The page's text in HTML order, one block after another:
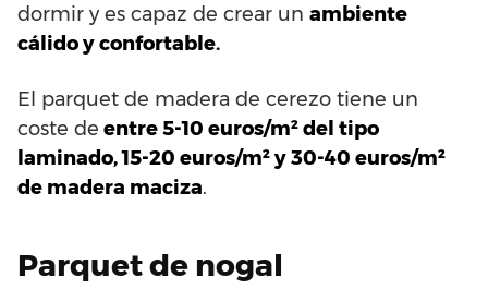
dormir y es capaz de crear un ambiente
cálido y confortable.
El parquet de madera de cerezo tiene un
coste de entre 5-10 euros/m² del tipo
laminado, 15-20 euros/m² y 30-40 euros/m²
de madera maciza.
Parquet de nogal